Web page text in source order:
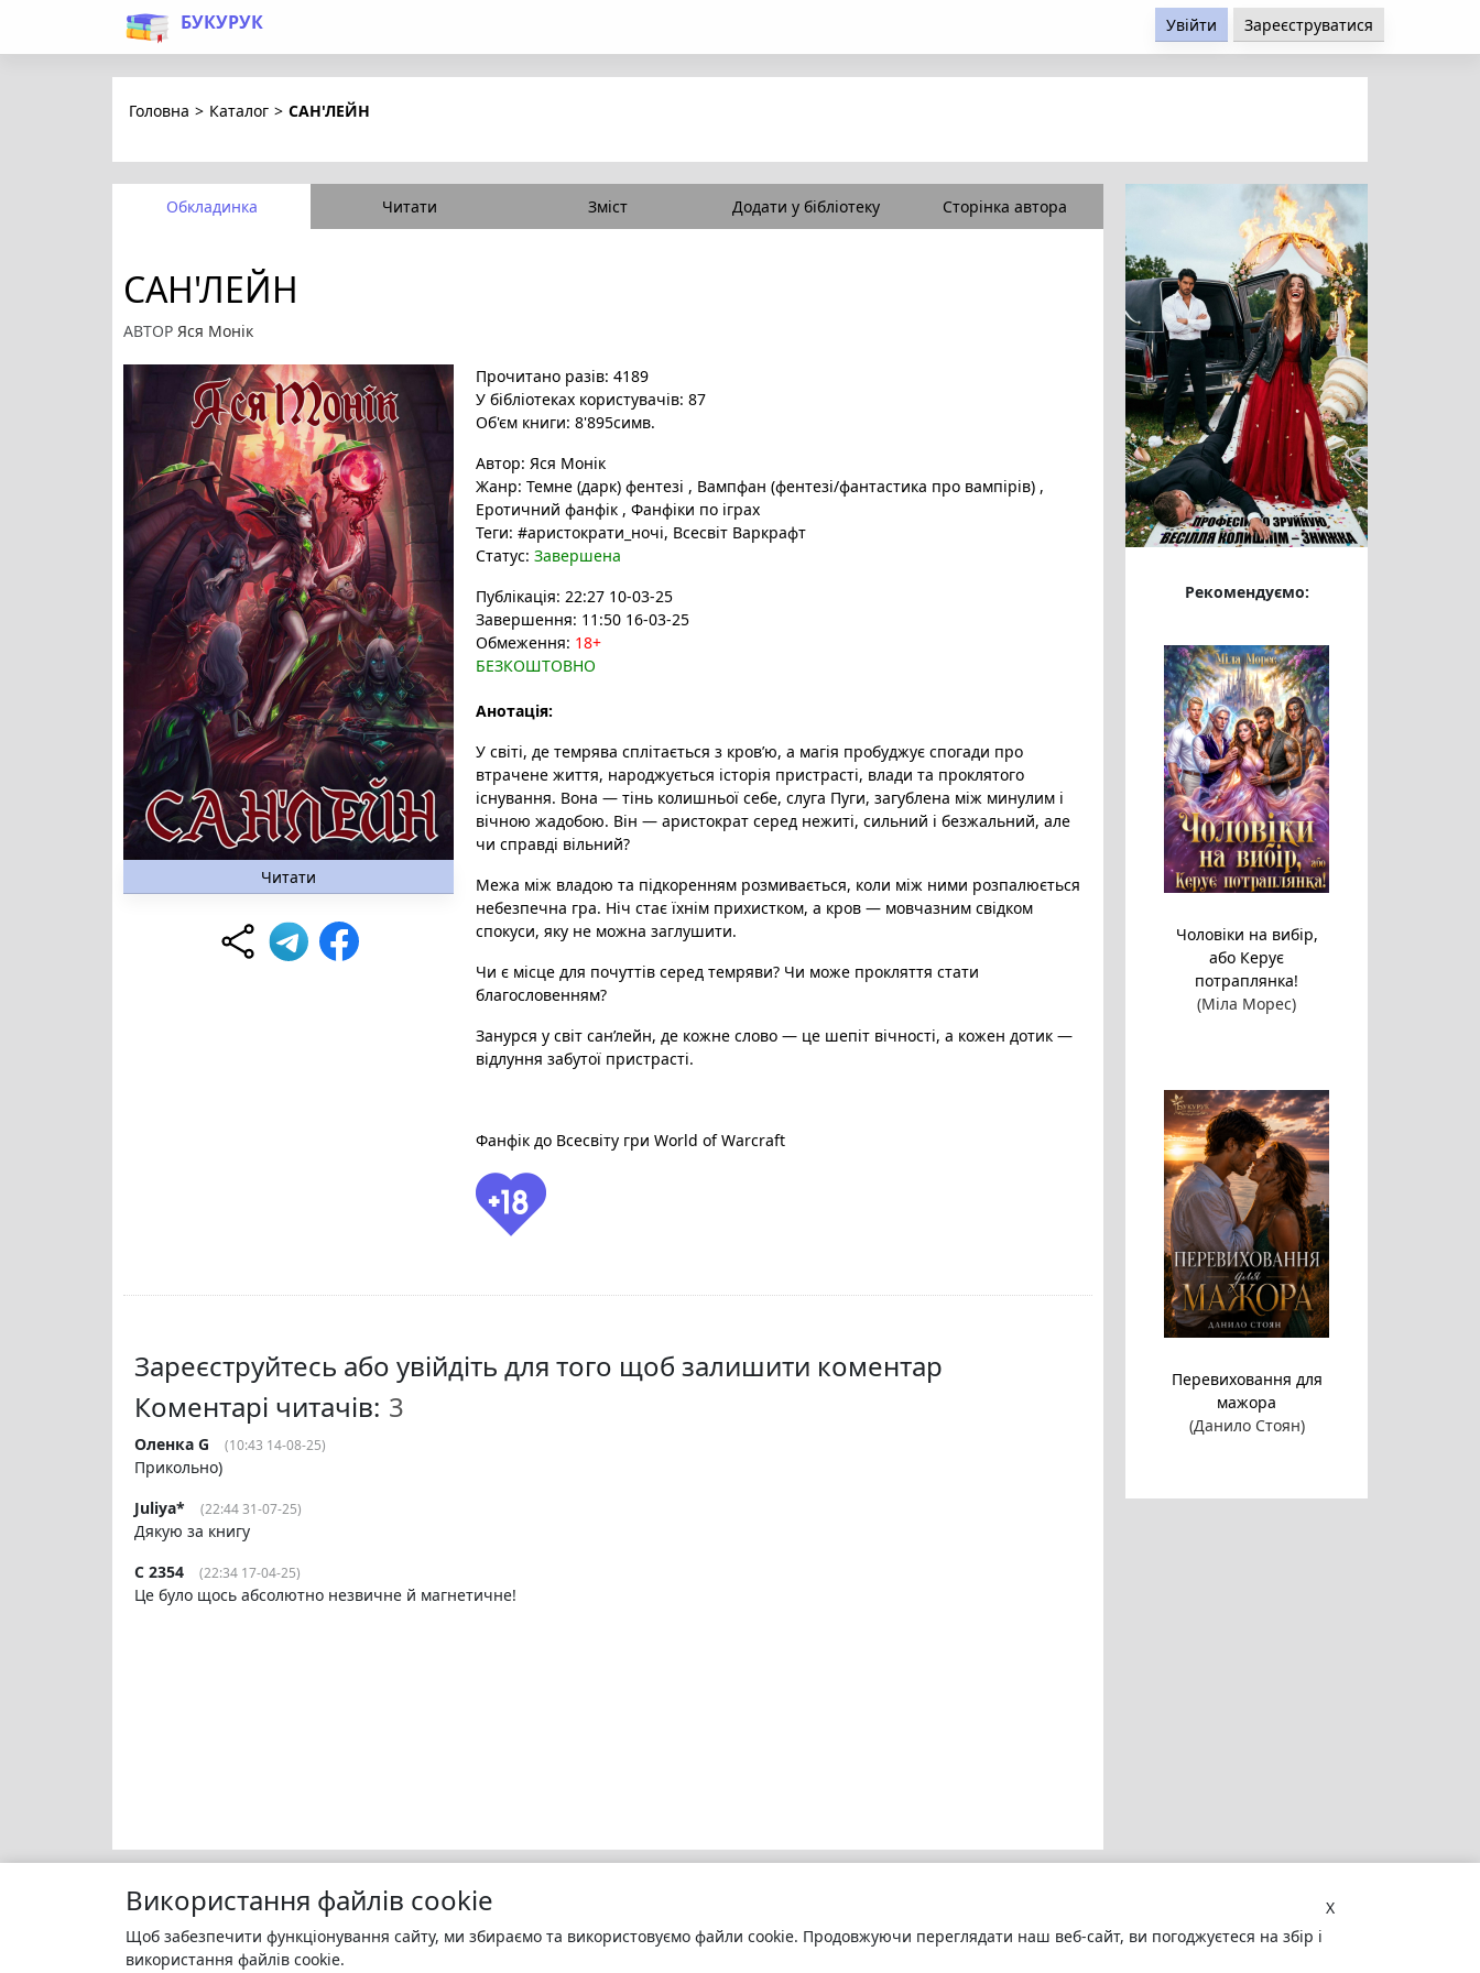
БУКУРУК Увійти Зареєструватися
Головна > Каталог > САН'ЛЕЙН
Обкладинка Читати Зміст Додати у бібліотеку Сторінка автора
САН'ЛЕЙН
АВТОР Яся Монік
Читати
Прочитано разів: 4189
У бібліотеках користувачів: 87
Об'єм книги: 8'895симв.
Автор: Яся Монік
Жанр: Темне (дарк) фентезі , Вампфан (фентезі/фантастика про вампірів) ,
Еротичний фанфік , Фанфіки по іграх
Теги: #аристократи_ночі, Всесвіт Варкрафт
Статус: Завершена
Публікація: 22:27 10-03-25
Завершення: 11:50 16-03-25
Обмеження: 18+
БЕЗКОШТОВНО
Анотація:
У світі, де темрява сплітається з кров’ю, а магія пробуджує спогади про
втрачене життя, народжується історія пристрасті, влади та проклятого
існування. Вона — тінь колишньої себе, слуга Пуги, загублена між минулим і
вічною жадобою. Він — аристократ серед нежиті, сильний і безжальний, але
чи справді вільний?
Межа між владою та підкоренням розмивається, коли між ними розпалюється
небезпечна гра. Ніч стає їхнім прихистком, а кров — мовчазним свідком
спокуси, яку не можна заглушити.
Чи є місце для почуттів серед темряви? Чи може прокляття стати
благословенням?
Занурся у світ сан’лейн, де кожне слово — це шепіт вічності, а кожен дотик —
відлуння забутої пристрасті.
Фанфік до Всесвіту гри World of Warcraft
Зареєструйтесь або увійдіть для того щоб залишити коментар
Коментарі читачів:
Оленка G (10:43 14-08-25)
Прикольно)
Juliya*
(22:44 31-07-25)
Дякую за книгу
C 2354
(22:34 17-04-25)
Це було щось абсолютно незвичне й магнетичне!
Рекомендуємо:
Чоловіки на вибір,
або Керує
потраплянка!
(Міла Морес)
Перевиховання для
мажора
(Данило Стоян)
X
Використання файлів cookie
Щоб забезпечити функціонування сайту, ми збираємо та використовуємо файли cookie. Продовжуючи переглядати наш веб-сайт, ви погоджуєтеся на збір і
використання файлів cookie.
БУКУРУК
Моя бібліотека
Про сервіс